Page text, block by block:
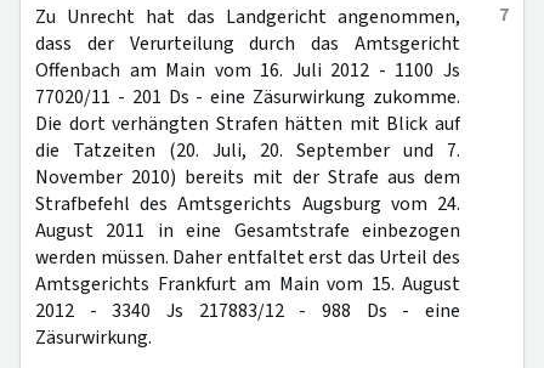
7
Zu Unrecht hat das Landgericht angenommen,
dass der Verurteilung durch das Amtsgericht
Offenbach am Main vom 16. Juli 2012 - 1100 Js
77020/11 - 201 Ds - eine Zäsurwirkung zukomme.
Die dort verhängten Strafen hätten mit Blick auf
die Tatzeiten (20. Juli, 20. September und 7.
November 2010) bereits mit der Strafe aus dem
Strafbefehl des Amtsgerichts Augsburg vom 24.
August 2011 in eine Gesamtstrafe einbezogen
werden müssen. Daher entfaltet erst das Urteil des
Amtsgerichts Frankfurt am Main vom 15. August
2012 - 3340 Js 217883/12 - 988 Ds - eine
Zäsurwirkung.